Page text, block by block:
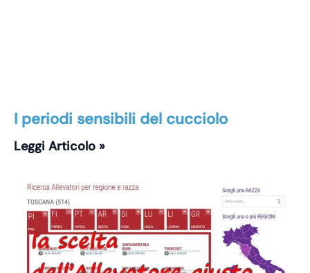
I periodi sensibili del cucciolo
Leggi Articolo »